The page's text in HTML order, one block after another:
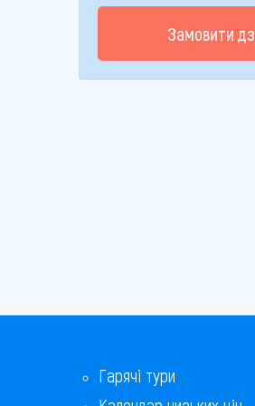
Замовити
Гарячі тури